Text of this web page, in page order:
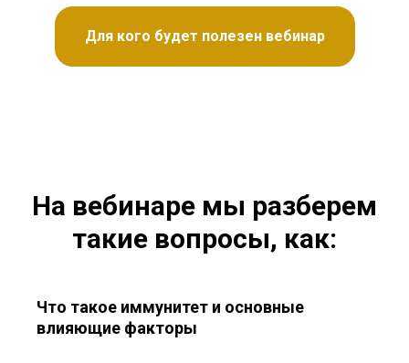
Для кого будет полезен вебинар
На вебинаре мы разберем
такие вопросы, как:
Что такое иммунитет и основные
влияющие факторы